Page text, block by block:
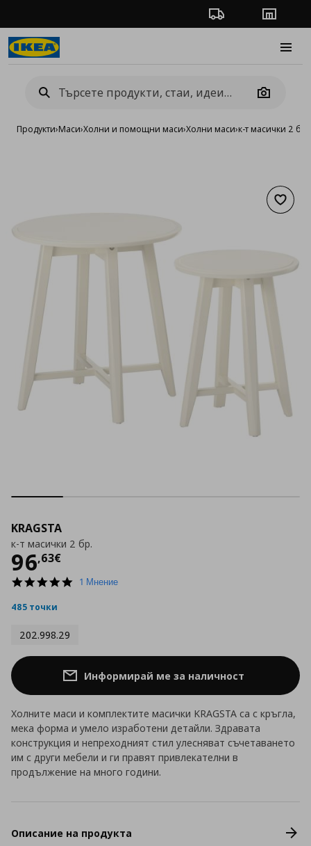
Проследяване на
Camera
Продукти›Маси›Холни и помощни маси›Холни маси›к-т масички 2 бр.
KRAGSTA
к-т масички 2 бр.
96,63€
Цена
5.01 Мнение
485 точки
202.998.29
Информирай ме за наличност
Холните маси и комплектите масички KRAGSTA са с кръгла,
мека форма и умело изработени детайли. Здравата
конструкция и непреходният стил улесняват съчетаването
им с други мебели и ги правят привлекателни в
продължение на много години.
Описание на продукта